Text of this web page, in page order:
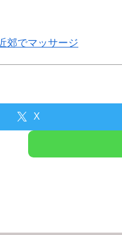
郊でマッサージ
X